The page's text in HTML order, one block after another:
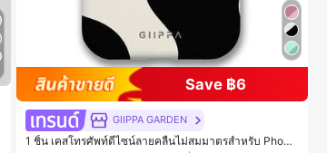
Save ฿6
GIIPPA GARDEN
1 ชิ้น เคสโทรศัพท์ดีไซน์ลายคลื่นไม่สมมาตรสำหรับ Phone